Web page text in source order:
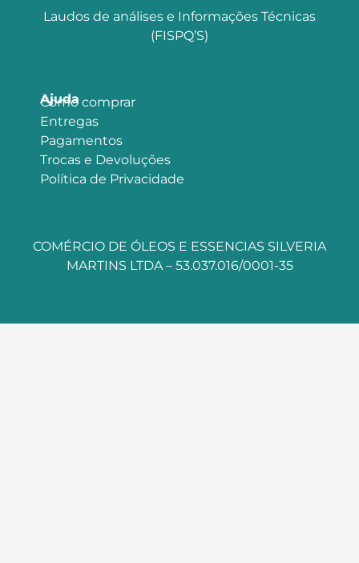
Laudos de análises e Informações Técnicas
(FISPQ’S)
Ajuda
Como comprar
Entregas
Pagamentos
Trocas e Devoluções
Política de Privacidade
COMÉRCIO DE ÓLEOS E ESSENCIAS SILVERIA
MARTINS LTDA – 53.037.016/0001-35